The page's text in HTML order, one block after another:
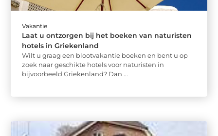
Vakantie
Laat u ontzorgen bij het boeken van naturisten
hotels in Griekenland
Wilt u graag een blootvakantie boeken en bent u op
zoek naar geschikte hotels voor naturisten in
bijvoorbeeld Griekenland? Dan ...